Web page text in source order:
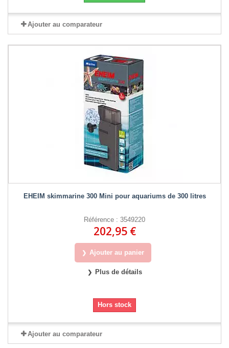
Ajouter au comparateur
EHEIM skimmarine 300 Mini pour aquariums de 300 litres
Référence : 3549220
202,95 €
Ajouter au panier
Plus de détails
Hors stock
Ajouter au comparateur